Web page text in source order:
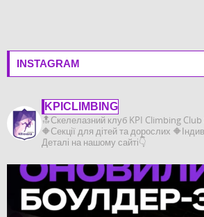
INSTAGRAM
KPICLIMBING
🔝Скелелазний клуб KPI Climbing
🔶️Секції для дітей та дорослих
Деталі на нашому сайті👇